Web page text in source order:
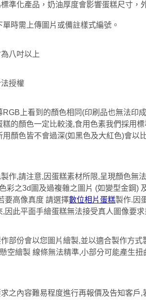
準化產品，奶油厚度會影響蛋糕尺寸，
單時需上傳圖片或備註樣式編號。
八吋以上
授權
上看到的顏色相同(印刷品也無法印
糕的顏色一定比較淺,食用色素我們採用
顏色皆不會過深(如黑色及大紅色)會以
作,請注意,因蛋糕素材所限,呈現顏色無
彩之3d圖及過複雜之圖片 (如變型金鋼)
要高像真度 請選擇數位相片蛋糕製作.因
因此平面手繪蛋糕無法接受真人圖像要
部份會以您圖片繪製,並以適合製作方式
空繪製 線條無法精準,小部分可能產生
之內容難易程度進行再報價及告知客戶